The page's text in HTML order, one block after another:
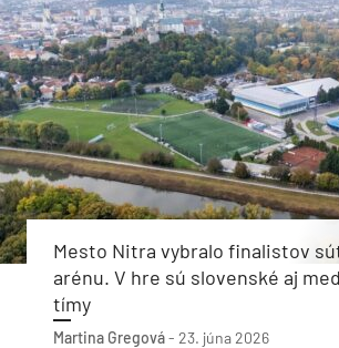
Mesto Nitra vybralo finalistov
arénu. V hre sú slovenské aj
tímy
Martina Gregová- 23. júna 2026